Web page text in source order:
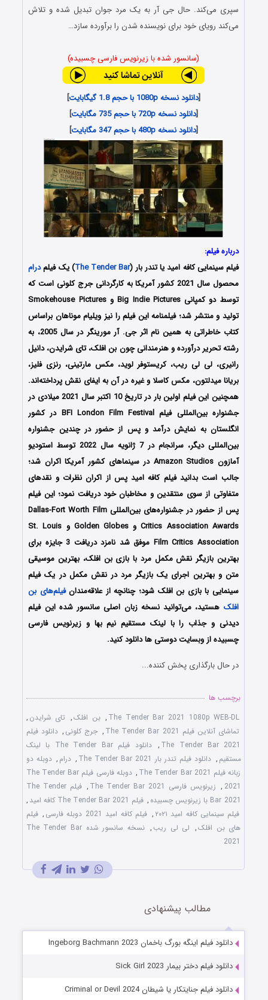
سپری می‌کند. حال جی آر به یک مرد جوان تبدیل شده و تلاش
می‌کند رویای خود برای نویسنده شدن را برآورده سازد…
(سانسور شده با زیرنویس فارسی چسبیده)
[دانلود نسخه 1080p با حجم 1.8 گیگابایت
]
[دانلود نسخه 720p با حجم 735 مگابایت
]
[دانلود نسخه 480p با حجم 347 مگابایت ]
درباره فیلم:
فیلم سینمایی کافه امید یا تندر بار (The Tender Bar) یک فیلمدرام
محصول سال 2021 کشور آمریکا به کارگردانی جرج کلونی است که
توسط دو کمپانی Big Indie Pictures و Smokehouse Pictures
تولید و منتشر شد؛ فیلمنامه این فیلم را نیز ویلیام موناهان براساس
کتاب خاطراتی به همین نام اثر جی. آر مورینگر در سال 2005، به
رشته تحریر درآورده و هنرمندانی چون بن افلک، تای شرایدن، دانیل
رانیری، لی لی ریب، کریستوفر لوید، مکس مارتینی، رنزی فلیز،
بریانا میدلتون، مکس کاسلا و غیره در آن به ایفای نقش پرداخته‌اند.
همچنین این فیلم اولین بار در تاریخ 10 اکتبر سال 2021 میلادی در
جشنواره بین‌المللی فیلم BFI London Film Festival در کشور
انگلستان به نمایش درآمد و پس از حضور در چندین جشنواره
بین‌المللی دیگر، سرانجام در 7 ژانویه سال 2022 توسط استودیو
آمازون Amazon Studios در سینماهای کشور آمریکا اکران شد؛
جالب است بدانید فیلم کافه امید پس از اکران نظرات و نقدهای
متفاوتی از سوی منتقدین و مخاطبان خود دریافت نمود؛ این فیلم
پس از حضور در جشنواره‌‌های بین‌المللی Dallas-Fort Worth Film
Critics Association Awards و Golden Globes و St. Louis
Film Critics Association موفق شد نامزد دریافت 3 جایزه برای
بهترین بازیگر نقش مکمل مرد با بازی بن افلک، بهترین موسیقی
متن و بهترین اجرای یک بازیگر مرد در نقش مکمل در یک فیلم
سینمایی با بازی بن افلک شود؛ چنانچه از علاقه‌مندانفیلم‌های بن
افلک هستید، می‌توانید نسخه زبان اصلی سانسور شده این فیلم
دیدنی و جذاب را با لینک مستقیم نیم بها و زیرنویس فارسی
چسبیده از وبسایت دوستی ها دانلود کنید.
در حال بارگذاری پخش کننده...
برچسب ها
The Tender Bar 2021 1080p WEB-DL
, بن افلک, تای شرایدن ,
تماشای آنلاین فیلم The Tender Bar 2021
, جرج کلونی , دانلود فیلم
The Tender Bar 2021
,
دانلود فیلم The Tender Bar با لینک
مستقیم , دانلود فیلم تندر بار The Tender Bar 2021 , درام , دوبله دو
زبانه فیلم The Tender Bar 2021
,
دوبله فارسی فیلم The Tender Bar
2021
, زیرنویس فارسی The Tender Bar 2021 ,
فیلم The Tender
Bar 2021 با زیرنویس چسبیده
, فیلم The Tender Bar 2021 کافه امید
,
فیلم سینمایی کافه امید ۲۰۲۱
, فیلم کافه امید 2021 دوبله فارسی , فیلم
های بن افلک, لی لی ریب,
نسخه سانسور شده The Tender Bar
2021
مطالب پیشنهادی
دانلود فیلم اینگه بورگ باخمان Ingeborg Bachmann 2023
دانلود فیلم دختر بیمار Sick Girl 2023
دانلود فیلم جنایتکار یا شیطان Criminal or Devil 2024